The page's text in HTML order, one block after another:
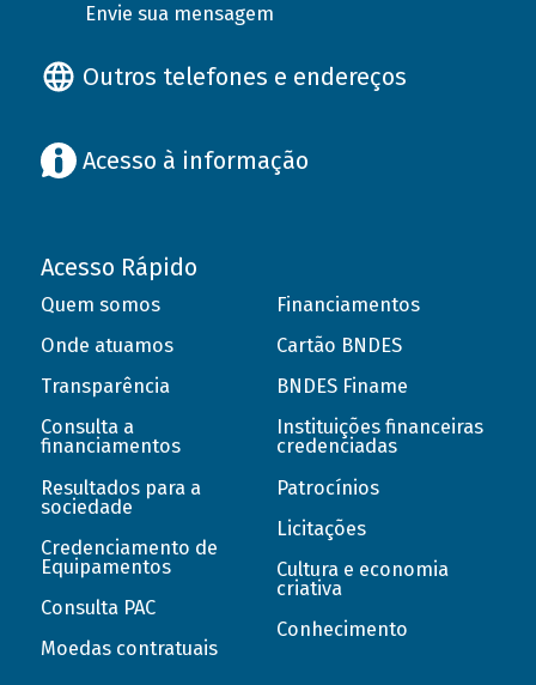
Envie sua mensagem
Outros telefones e endereços
Acesso à informação
Acesso Rápido
Quem somos
Onde atuamos
Transparência
Consulta a
financiamentos
Resultados para a
sociedade
Credenciamento de
Equipamentos
Consulta PAC
Moedas contratuais
Financiamentos
Cartão BNDES
BNDES Finame
Instituições financeiras
credenciadas
Patrocínios
Licitações
Cultura e economia
criativa
Conhecimento